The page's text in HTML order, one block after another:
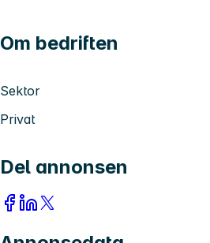
Om bedriften
Sektor
Privat
Del annonsen